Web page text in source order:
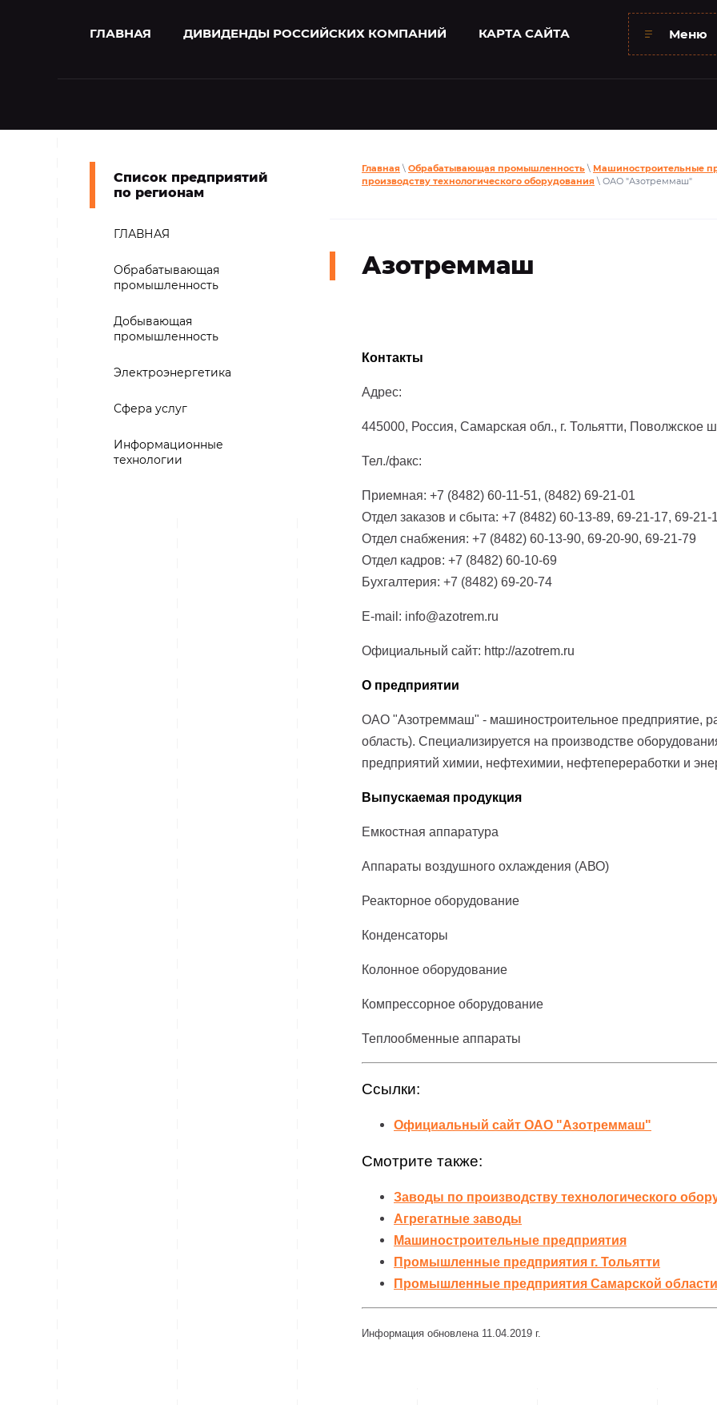
ГЛАВНАЯ ДИВИДЕНДЫ РОССИЙСКИХ КОМПАНИЙ КАРТА САЙТА Меню
Список предприятий
по регионам
ГЛАВНАЯ
Обрабатывающая
промышленность
Добывающая
промышленность
Электроэнергетика
Сфера услуг
Информационные
технологии
Главная \ Обрабатывающая промышленность \ Машиностроительные
производству технологического оборудования \ ОАО "Азотреммаш"
Азотреммаш
Контакты
Адрес:
445000, Россия, Самарская обл., г. Тольятти, Поволжское
Тел./факс:
Приемная: +7 (8482) 60-11-51, (8482) 69-21-01
Отдел заказов и сбыта: +7 (8482) 60-13-89, 69-21-17, 69-
Отдел снабжения: +7 (8482) 60-13-90, 69-20-90, 69-21-79
Отдел кадров: +7 (8482) 60-10-69
Бухгалтерия: +7 (8482) 69-20-74
E-mail: info@azotrem.ru
Официальный сайт: http://azotrem.ru
О предприятии
ОАО "Азотреммаш" - машиностроительное предприятие,
область). Специализируется на производстве
предприятий химии, нефтехимии, нефтепереработки и
Выпускаемая продукция
Емкостная аппаратура
Аппараты воздушного охлаждения (АВО)
Реакторное оборудование
Конденсаторы
Колонное оборудование
Компрессорное оборудование
Теплообменные аппараты
Ссылки:
Официальный сайт ОАО "Азотреммаш"
Смотрите также:
Заводы по производству технологического
Агрегатные заводы
Машиностроительные предприятия
Промышленные предприятия г. Тольятти
Промышленные предприятия Самарской области
Информация обновлена 11.04.2019 г.